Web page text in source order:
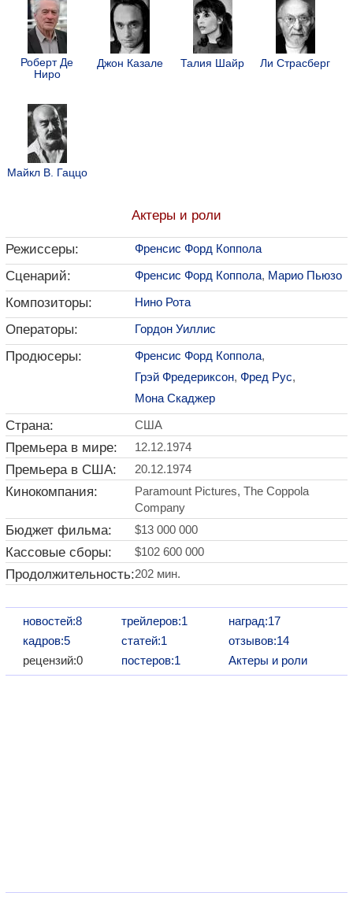
Роберт Де
Ниро
Джон Казале Талия Шайр Ли Страсберг
Майкл В. Гаццо
Актеры и роли
Режиссеры: Френсис Форд Коппола
Сценарий: Френсис Форд Коппола, Марио Пьюзо
Композиторы: Нино Рота
Операторы: Гордон Уиллис
Продюсеры: Френсис Форд Коппола,
Грэй Фредериксон, Фред Рус,
Мона Скаджер
Страна: США
Премьера в мире: 12.12.1974
Премьера в США: 20.12.1974
Кинокомпания:
Paramount Pictures, The Coppola
Company
Бюджет фильма: $13 000 000
Кассовые сборы: $102 600 000
Продолжительность:202 мин.
новостей:8
кадров:5
рецензий:0
трейлеров:1
статей:1
постеров:1
наград:17
отзывов:14
Актеры и роли